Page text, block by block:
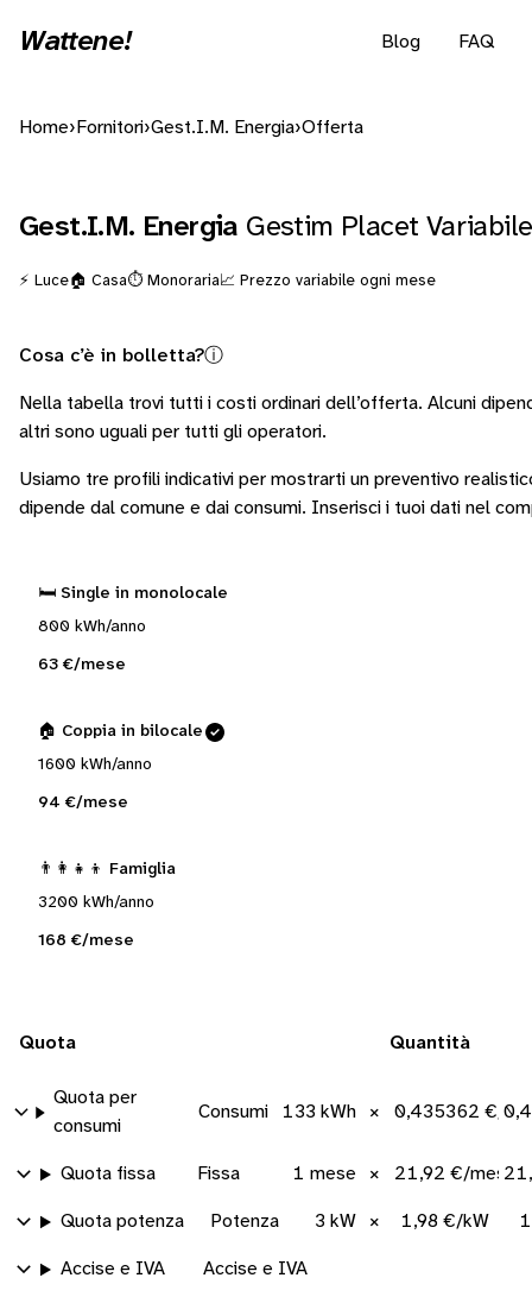
Wattene! Blog FAQ
Home› Fornitori›Gest.I.M. Energia›Offerta
Gest.I.M. Energia Gestim Placet
⚡ Luce🏠 Casa⏱️ Monoraria📈 Prezzo variabile ogni mese
Cosa c’è in bolletta?ⓘ
Nella tabella trovi tutti i costi ordinari dell’offerta. Alcuni
altri sono uguali per tutti gli operatori.
Usiamo tre profili indicativi per mostrarti un preventivo
dipende dal comune e dai consumi. Inserisci i tuoi dati nel
🛏️ Single in monolocale
800 kWh/anno
63 €/mese
🏠 Coppia in bilocale
1600 kWh/anno
94 €/mese
👨‍👩‍👧‍👦 Famiglia
3200 kWh/anno
168 €/mese
Quota Quantità
Quota per
consumi
Consumi 133 kWh × 0,435362 €/
Quota fissa Fissa 1 mese × 21,92 €/mese
Quota potenza Potenza 3 kW × 1,98 €/kW
Accise e IVA Accise e IVA